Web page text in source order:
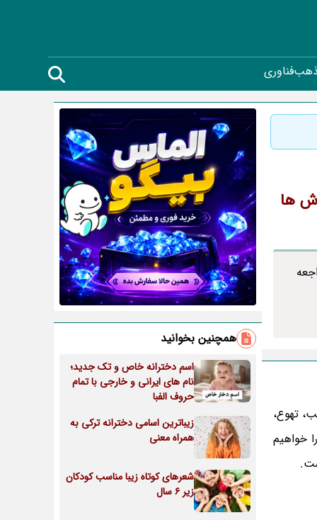
فناوری
ها
تهوع،
خواهیم
همچنین بخوانید
اسم دخترانه خاص و تک جدید؛
نام های ایرانی و خارجی با تمام
حروف الفبا
زیباترین اسامی دخترانه ترکی به
همراه معنی
شعرهای کوتاه زیبا مناسب کودکان
زیر 6 سال